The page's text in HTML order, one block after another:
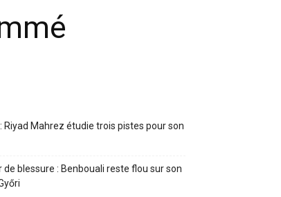
Riyad Mahrez étudie trois pistes pour son
de blessure : Benbouali reste flou sur son